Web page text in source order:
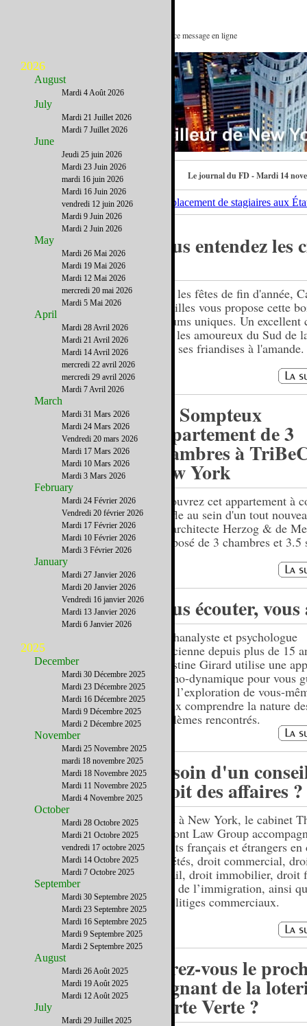
C comme Calissons ou... : Voir ce message en ligne
Le journal du FD - Mardi 14
Vous entendez les
Pour les fêtes de fin d'année,
by Gilles vous propose cette
parfums uniques. Un excellent
pour les amoureux du Sud de
et de ses friandises à l'amande.
Un Sompteux
appartement de 3
chambres à
New York
Découvrez cet appartement à
souffle au sein d'un tout
de l'architecte Herzog & de
composé de 3 chambres et 3.5
Vous écouter,
Psychanalyste et psychologue
clinicienne depuis plus de 15
Christine Girard utilise une
psycho-dynamique pour vous
dans l’exploration de vous-
mieux comprendre la nature
problèmes rencontrés.
Besoin d'un
droit des affaires ?
Basé à New York, le cabinet
DuPont Law Group
clients français et étrangers
sociétés, droit commercial,
travail, droit immobilier, droit
droit de l’immigration, ainsi
tous litiges commerciaux.
Serez-vous le
gagnant de la
Carte Verte ?
2026
August
Mardi 4 Août 2026
July
Mardi 21 Juillet 2026
Mardi 7 Juillet 2026
June
Jeudi 25 juin 2026
Mardi 23 Juin 2026
mardi 16 juin 2026
Mardi 16 Juin 2026
vendredi 12 juin 2026
Mardi 9 Juin 2026
Mardi 2 Juin 2026
May
Mardi 26 Mai 2026
Mardi 19 Mai 2026
Mardi 12 Mai 2026
mercredi 20 mai 2026
Mardi 5 Mai 2026
April
Mardi 28 Avril 2026
Mardi 21 Avril 2026
Mardi 14 Avril 2026
mercredi 22 avril 2026
mercredi 29 avril 2026
Mardi 7 Avril 2026
March
Mardi 31 Mars 2026
Mardi 24 Mars 2026
Vendredi 20 mars 2026
Mardi 17 Mars 2026
Mardi 10 Mars 2026
Mardi 3 Mars 2026
February
Mardi 24 Février 2026
Vendredi 20 février 2026
Mardi 17 Février 2026
Mardi 10 Février 2026
Mardi 3 Février 2026
January
Mardi 27 Janvier 2026
Mardi 20 Janvier 2026
Vendredi 16 janvier 2026
Mardi 13 Janvier 2026
Mardi 6 Janvier 2026
2025
December
Mardi 30 Décembre 2025
Mardi 23 Décembre 2025
Mardi 16 Décembre 2025
Mardi 9 Décembre 2025
Mardi 2 Décembre 2025
November
Mardi 25 Novembre 2025
mardi 18 novembre 2025
Mardi 18 Novembre 2025
Mardi 11 Novembre 2025
Mardi 4 Novembre 2025
October
Mardi 28 Octobre 2025
Mardi 21 Octobre 2025
vendredi 17 octobre 2025
Mardi 14 Octobre 2025
Mardi 7 Octobre 2025
September
Mardi 30 Septembre 2025
Mardi 23 Septembre 2025
Mardi 16 Septembre 2025
Mardi 9 Septembre 2025
Mardi 2 Septembre 2025
August
Mardi 26 Août 2025
Mardi 19 Août 2025
Mardi 12 Août 2025
July
Mardi 29 Juillet 2025